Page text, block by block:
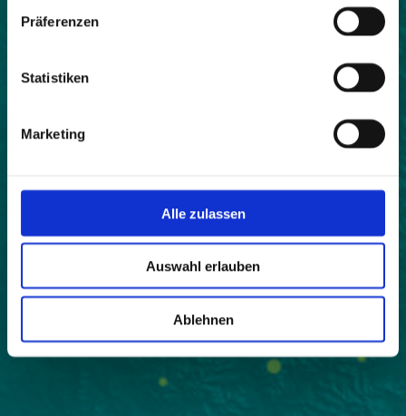
Präferenzen
Statistiken
Marketing
Alle zulassen
Auswahl erlauben
Ablehnen